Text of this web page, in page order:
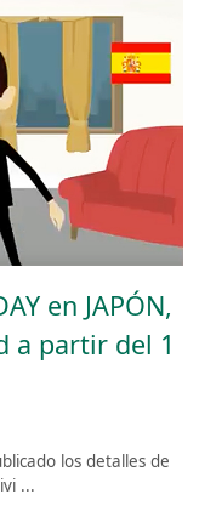
en JAPÓN,
a partir del 1
los detalles de
...